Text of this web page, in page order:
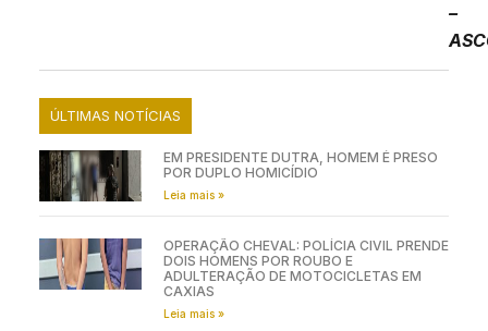
–
ÚLTIMAS NOTÍCIAS
EM PRESIDENTE DUTRA, HOMEM É PRESO
POR DUPLO HOMICÍDIO
Leia mais »
OPERAÇÃO CHEVAL: POLÍCIA CIVIL PRENDE
DOIS HOMENS POR ROUBO E
ADULTERAÇÃO DE MOTOCICLETAS EM
CAXIAS
Leia mais »